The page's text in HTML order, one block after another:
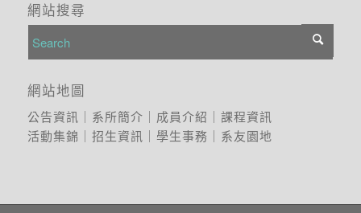
網站搜尋
網站地圖
公告資訊 系所簡介 成員介紹
課程資訊
活動集錦
招生資訊 學生事務 系友園地